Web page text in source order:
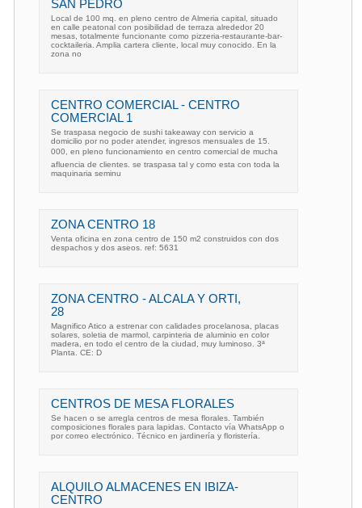
SAN PEDRO
Local de 100 mq. en pleno centro de Almeria capital, situado
en calle peatonal con posibilidad de terraza alrededor 20
mesas, totalmente funcionante como pizzeria-restaurante-bar-
cocktaileria. Amplia cartera cliente, local muy conocido. En la
zona no
CENTRO COMERCIAL - CENTRO
COMERCIAL 1
Se traspasa negocio de sushi takeaway con servicio a
domicilio por no poder atender, ingresos mensuales de 15.
000, en pleno funcionamiento en centro comercial de mucha
afluencia de clientes. se traspasa tal y como esta con toda la
maquinaria seminu
ZONA CENTRO 18
Venta oficina en zona centro de 150 m2 construidos con dos
despachos y dos aseos. ref: 5631
ZONA CENTRO - ALCALA Y ORTI,
28
Magnifico Atico a estrenar con calidades procelanosa, placas
solares, soletia de marmol, carpinteria de aluminio en color
madera, en todo el centro de la ciudad, muy luminoso. 3ª
Planta. CE: D
CENTROS DE MESA FLORALES
Se hacen o se arregla centros de mesa florales. También
composiciones florales para lapidas. Contacto vía WhatsApp o
por correo electrónico. Técnico en jardinería y floristería.
ALQUILO ALMACENES EN IBIZA-
CENTRO